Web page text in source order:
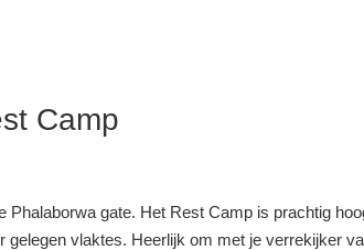
Camp
Phalaborwa gate. Het Rest Camp is prachtig
gelegen vlaktes. Heerlijk om met je verrekijker